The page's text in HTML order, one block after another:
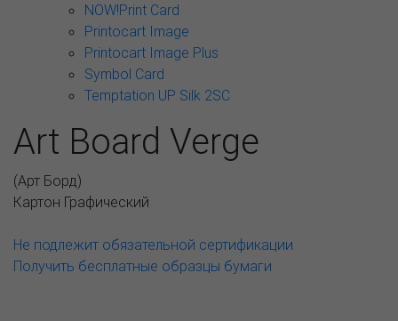
NOW!Print Card
Printocart Image
Printocart Image Plus
Symbol Card
Temptation UP Silk 2SC
Art Board Verge
(Арт Борд)
Картон Графический
Не подлежит обязательной сертификации
Получить бесплатные образцы бумаги